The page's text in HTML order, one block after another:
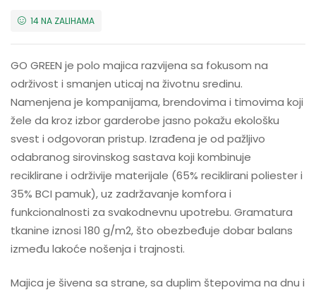
14 NA ZALIHAMA
GO GREEN je polo majica razvijena sa fokusom na
održivost i smanjen uticaj na životnu sredinu.
Namenjena je kompanijama, brendovima i timovima koji
žele da kroz izbor garderobe jasno pokažu ekološku
svest i odgovoran pristup. Izrađena je od pažljivo
odabranog sirovinskog sastava koji kombinuje
reciklirane i održivije materijale (65% reciklirani poliester i
35% BCI pamuk), uz zadržavanje komfora i
funkcionalnosti za svakodnevnu upotrebu. Gramatura
tkanine iznosi 180 g/m2, što obezbeđuje dobar balans
između lakoće nošenja i trajnosti.
Majica je šivena sa strane, sa duplim štepovima na dnu i